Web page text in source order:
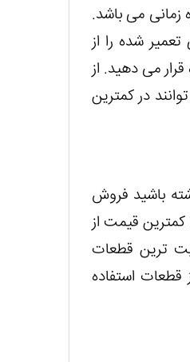
زمانی می باشد.
شده را از
می دهید. از
در کمترین
باشید فروش
کمترین قیمت از
ترین قطعات
قطعات استفاده